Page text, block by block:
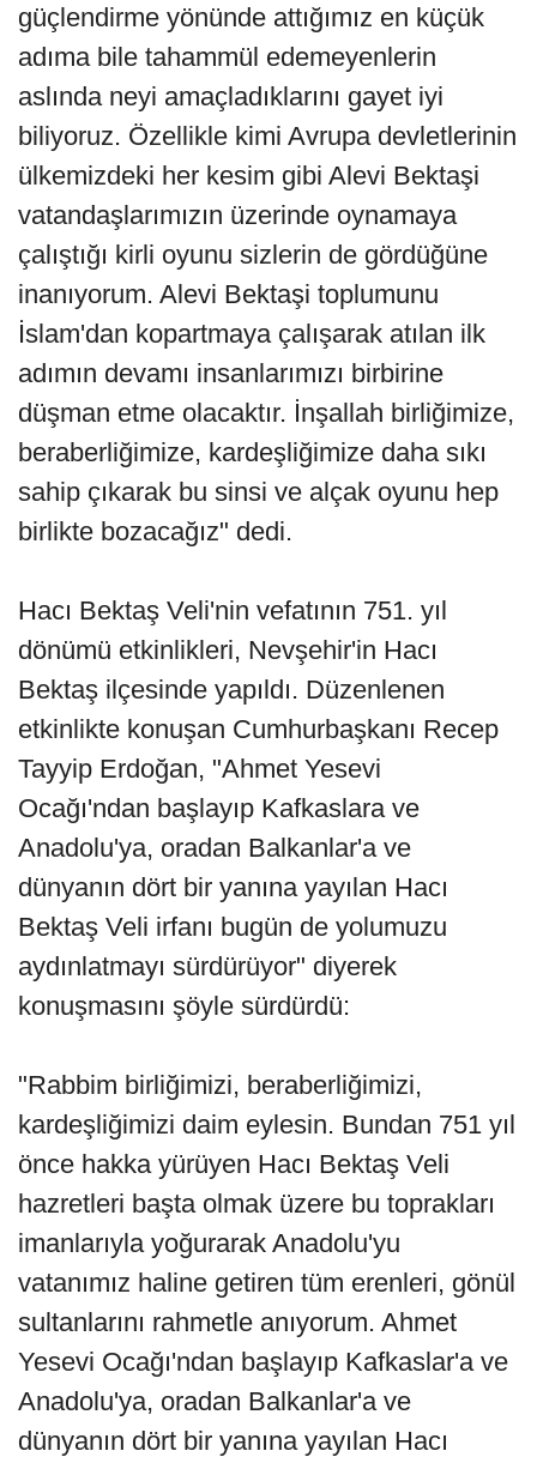
güçlendirme yönünde attığımız en küçük
adıma bile tahammül edemeyenlerin
aslında neyi amaçladıklarını gayet iyi
biliyoruz. Özellikle kimi Avrupa devletlerinin
ülkemizdeki her kesim gibi Alevi Bektaşi
vatandaşlarımızın üzerinde oynamaya
çalıştığı kirli oyunu sizlerin de gördüğüne
inanıyorum. Alevi Bektaşi toplumunu
İslam'dan kopartmaya çalışarak atılan ilk
adımın devamı insanlarımızı birbirine
düşman etme olacaktır. İnşallah birliğimize,
beraberliğimize, kardeşliğimize daha sıkı
sahip çıkarak bu sinsi ve alçak oyunu hep
birlikte bozacağız" dedi.
Hacı Bektaş Veli'nin vefatının 751. yıl
dönümü etkinlikleri, Nevşehir'in Hacı
Bektaş ilçesinde yapıldı. Düzenlenen
etkinlikte konuşan Cumhurbaşkanı Recep
Tayyip Erdoğan, "Ahmet Yesevi
Ocağı'ndan başlayıp Kafkaslara ve
Anadolu'ya, oradan Balkanlar'a ve
dünyanın dört bir yanına yayılan Hacı
Bektaş Veli irfanı bugün de yolumuzu
aydınlatmayı sürdürüyor" diyerek
konuşmasını şöyle sürdürdü:
"Rabbim birliğimizi, beraberliğimizi,
kardeşliğimizi daim eylesin. Bundan 751 yıl
önce hakka yürüyen Hacı Bektaş Veli
hazretleri başta olmak üzere bu toprakları
imanlarıyla yoğurarak Anadolu'yu
vatanımız haline getiren tüm erenleri, gönül
sultanlarını rahmetle anıyorum. Ahmet
Yesevi Ocağı'ndan başlayıp Kafkaslar'a ve
Anadolu'ya, oradan Balkanlar'a ve
dünyanın dört bir yanına yayılan Hacı